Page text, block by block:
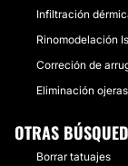
Infiltración
Rinomodelación
Correción de
Eliminación
OTRAS
Borrar tatuajes